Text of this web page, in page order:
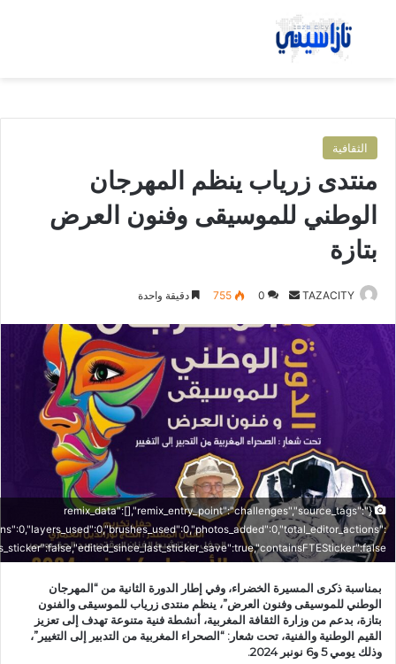
بحث عن
الثقافية
منتدى زرياب ينظم المهرجان
الوطني للموسيقى وفنون العرض
بتازة
TAZACITY
ل
ب
د
ا
إ
ل
ك
ت
و
ن
ي
ا
0
755 دقيقة واحدة
{"remix_data":[],"remix_entry_point":"challenges","source_tags":
بمناسبة ذكرى المسيرة الخضراء، وفي إطار الدورة الثانية من “المهرجان
الوطني للموسيقى وفنون العرض”، ينظم منتدى زرياب للموسيقى والفنون
بتازة، بدعم من وزارة الثقافة المغربية، أنشطة فنية متنوعة تهدف إلى تعزيز
القيم الوطنية والفنية، تحت شعار: “الصحراء المغربية من التدبير إلى التغيير”،
وذلك يومي 5 و6 نونبر 2024.